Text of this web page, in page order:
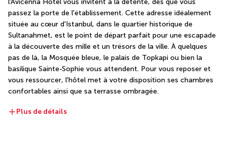
l'Avicenna Hotel vous invitent à la détente, dès que vous
passez la porte de l'établissement. Cette adresse idéalement
située au cœur d'Istanbul, dans le quartier historique de
Sultanahmet, est le point de départ parfait pour une escapade
à la découverte des mille et un trésors de la ville. À quelques
pas de là, la Mosquée bleue, le palais de Topkapi ou bien la
basilique Sainte-Sophie vous attendent. Pour vous reposer et
vous ressourcer, l'hôtel met à votre disposition ses chambres
confortables ainsi que sa terrasse ombragée.
Plus de détails